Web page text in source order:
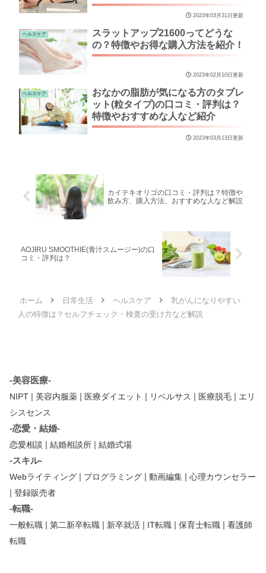
2023年03月31日更新
ヘルスケア
スラットアップ21600ってどうな
の？特徴やお得な購入方法を紹介！
2023年02月10日更新
ヘルスケア
おなかの脂肪が気になる方のタブレ
ット(粒タイプ)の口コミ・評判は？
特徴やおすすめな人など紹介
2023年03月13日更新
カイテキオリゴの口コミ・評判は？特徴や
飲み方、購入方法、おすすめな人など解説
AOJIRU SMOOTHIE(青汁スムージー)の口
コミ・評判は？
ホーム 日常生活 ヘルスケア
乳がんになりやすい
人の特徴は？セルフチェック・検査の受け方など解説
-美容医療-
NIPT | 美容内服薬 | 医療ダイエット | リベルサス | 医療脱毛 | エリ
シスセンス
-恋愛・結婚-
恋愛相談 | 結婚相談所 | 結婚式場
-スキル-
Webライティング | プログラミング | 動画編集 | 心理カウンセラー
| 登録販売者
-転職-
一般転職 | 第二新卒転職 | 新卒就活 | IT転職 | 保育士転職 | 看護師
転職